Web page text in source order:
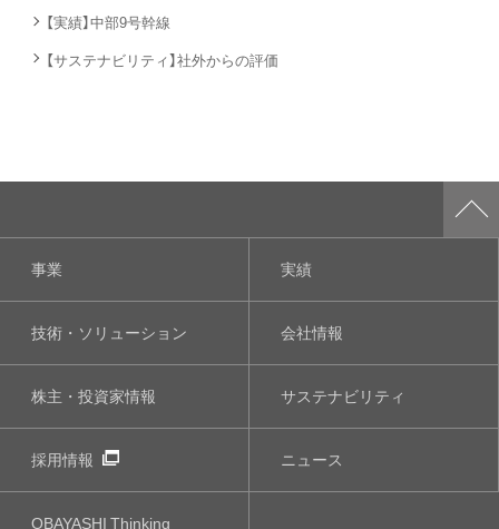
【実績】中部9号幹線
【サステナビリティ】社外からの評価
事業 実績
技術・ソリューション 会社情報
株主・投資家情報 サステナビリティ
採用情報 ニュース
OBAYASHIThinking